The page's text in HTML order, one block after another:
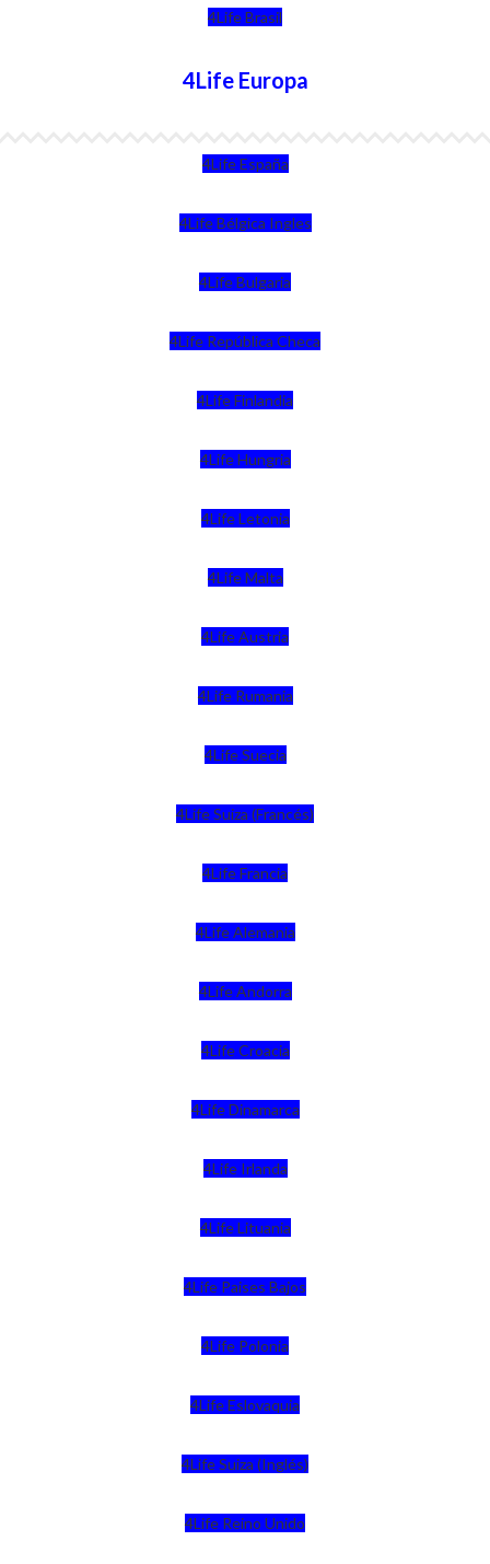
4Life Brasil
4Life Europa
4Life España
4Life Bélgica Ingles
4Life Bulgaria
4Life República Checa
4Life Finlandia
4Life Hungria
4Life Letonia
4Life Malta
4Life Austria
4Life Rumania
4Life Suecia
4Life Suiza (Francés)
4Life Francia
4Life Alemania
4Life Andorra
4Life Croacia
4Life Dinamarca
4Life Irlanda
4Life Lituania
4Life Paises Bajos
4Life Polonia
4Life Eslovaquia
4Life Suiza (Inglés)
4Life Reino Unido